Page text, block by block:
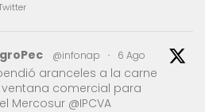
@infonap · 6 Ago
aranceles a la carne
comercial para
Mercosur @IPCVA